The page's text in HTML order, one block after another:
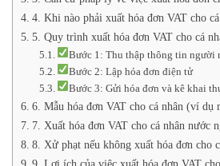
4. Khi nào phải xuất hóa đơn VAT cho
5. Quy trình xuất hóa đơn VAT cho cá
Bước 1: Thu thập thông tin người
Bước 2: Lập hóa đơn điện tử
Bước 3: Gửi hóa đơn và kê khai
6. Mẫu hóa đơn VAT cho cá nhân (ví dụ
7. Xuất hóa đơn VAT cho cá nhân nước
8. Xử phạt nếu không xuất hóa đơn cho
9. Lợi ích của việc xuất hóa đơn VAT